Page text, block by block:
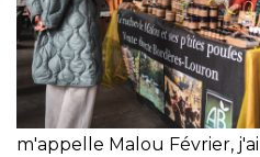
m'appelle Malou Février,